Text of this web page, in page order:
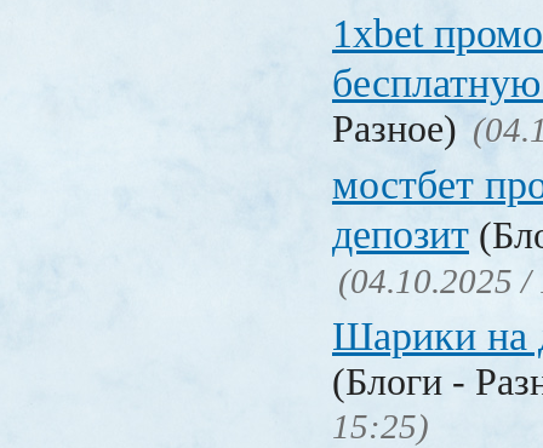
1xbet
Разное)
мостбет
депозит
(04.10.2025 /
Шарики на
(Блоги -
15:25)